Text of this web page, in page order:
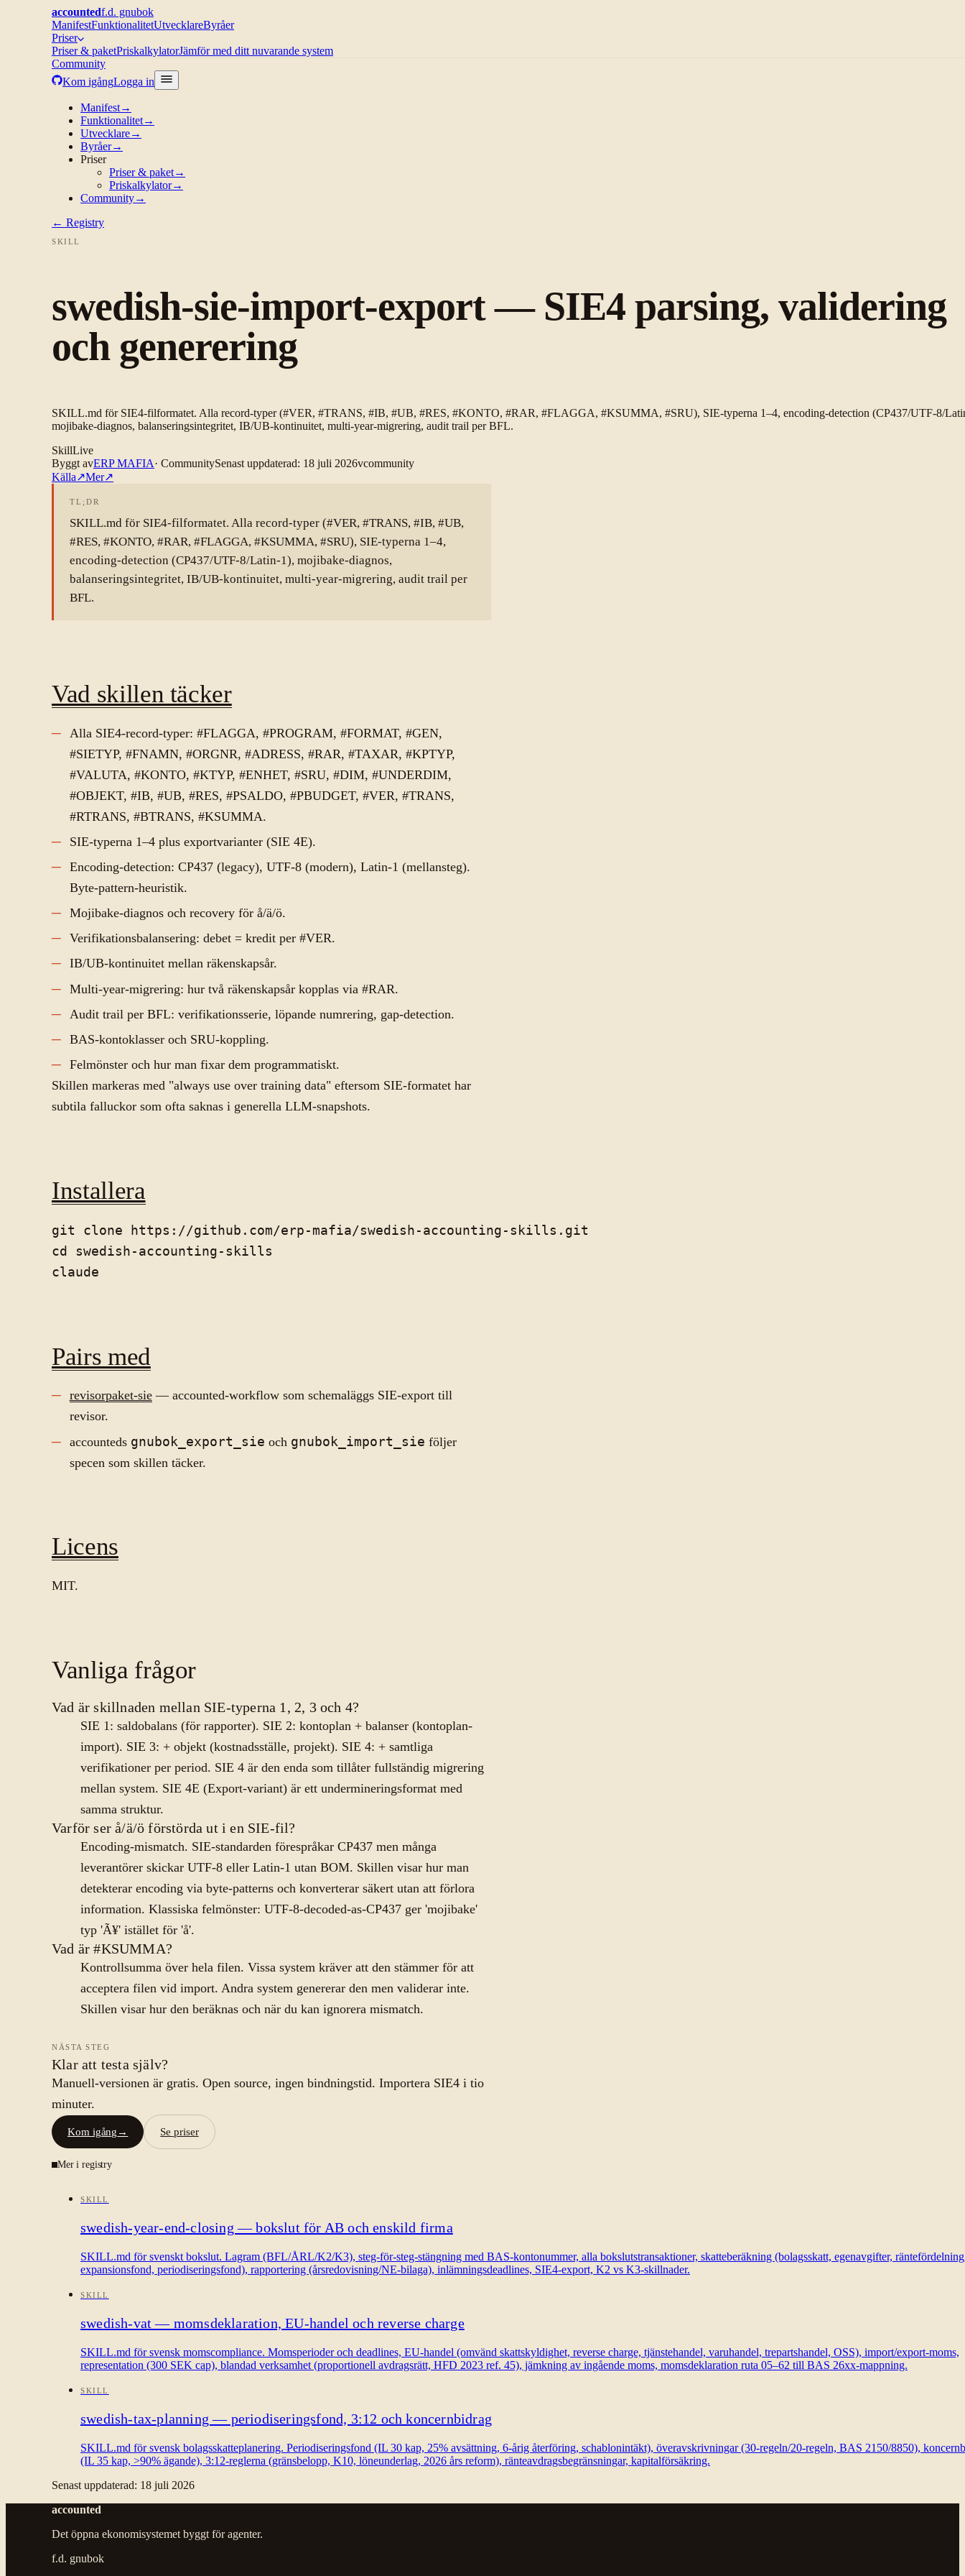
accountedf.d. gnubok
ManifestFunktionalitetUtvecklareByråer
Priser
Priser & paketPriskalkylatorJämför med ditt nuvarande system
Community
Kom igångLogga in
Manifest→
Funktionalitet→
Utvecklare→
Byråer→
Priser
Priser & paket→
Priskalkylator→
Community→
← Registry
SKILL
swedish-sie-import-export — SIE4 parsing, validering
och generering
SKILL.md för SIE4-filformatet. Alla record-typer (#VER, #TRANS, #IB, #UB, #RES, #KONTO, #RAR, #FLAGGA, #KSUMMA, #SRU), SIE-typerna 1–4, encoding-detection (CP437/UTF-8/
mojibake-diagnos, balanseringsintegritet, IB/UB-kontinuitet, multi-year-migrering, audit trail per BFL.
SkillLive
Byggt avERP MAFIA· CommunitySenast uppdaterad: 18 juli 2026vcommunity
Källa↗Mer↗
TL;DR
SKILL.md för SIE4-filformatet. Alla record-typer (#VER, #TRANS, #IB, #UB,
#RES, #KONTO, #RAR, #FLAGGA, #KSUMMA, #SRU), SIE-typerna 1–4,
encoding-detection (CP437/UTF-8/Latin-1), mojibake-diagnos,
balanseringsintegritet, IB/UB-kontinuitet, multi-year-migrering, audit trail per
BFL.
Vad skillen täcker
Alla SIE4-record-typer: #FLAGGA, #PROGRAM, #FORMAT, #GEN,
#SIETYP, #FNAMN, #ORGNR, #ADRESS, #RAR, #TAXAR, #KPTYP,
#VALUTA, #KONTO, #KTYP, #ENHET, #SRU, #DIM, #UNDERDIM,
#OBJEKT, #IB, #UB, #RES, #PSALDO, #PBUDGET, #VER, #TRANS,
#RTRANS, #BTRANS, #KSUMMA.
SIE-typerna 1–4 plus exportvarianter (SIE 4E).
Encoding-detection: CP437 (legacy), UTF-8 (modern), Latin-1 (mellansteg).
Byte-pattern-heuristik.
Mojibake-diagnos och recovery för å/ä/ö.
Verifikationsbalansering: debet = kredit per #VER.
IB/UB-kontinuitet mellan räkenskapsår.
Multi-year-migrering: hur två räkenskapsår kopplas via #RAR.
Audit trail per BFL: verifikationsserie, löpande numrering, gap-detection.
BAS-kontoklasser och SRU-koppling.
Felmönster och hur man fixar dem programmatiskt.
Skillen markeras med "always use over training data" eftersom SIE-formatet har
subtila falluckor som ofta saknas i generella LLM-snapshots.
Installera
git clone https://github.com/erp-mafia/swedish-accounting-skills.git
cd swedish-accounting-skills
Pairs med
revisorpaket-sie— accounted-workflow som schemaläggs SIE-export till
revisor.
accounteds gnubok_export_sie och gnubok_import_sie följer
specen som skillen täcker.
Licens
MIT.
Vanliga frågor
Vad är skillnaden mellan SIE-typerna 1, 2, 3 och 4?
SIE 1: saldobalans (för rapporter). SIE 2: kontoplan + balanser (kontoplan-
import). SIE 3: + objekt (kostnadsställe, projekt). SIE 4: + samtliga
verifikationer per period. SIE 4 är den enda som tillåter fullständig migrering
mellan system. SIE 4E (Export-variant) är ett undermineringsformat med
samma struktur.
Varför ser å/ä/ö förstörda ut i en SIE-fil?
Encoding-mismatch. SIE-standarden förespråkar CP437 men många
leverantörer skickar UTF-8 eller Latin-1 utan BOM. Skillen visar hur man
detekterar encoding via byte-patterns och konverterar säkert utan att förlora
information. Klassiska felmönster: UTF-8-decoded-as-CP437 ger 'mojibake'
typ 'Ã¥' istället för 'å'.
Vad är #KSUMMA?
Kontrollsumma över hela filen. Vissa system kräver att den stämmer för att
acceptera filen vid import. Andra system genererar den men validerar inte.
Skillen visar hur den beräknas och när du kan ignorera mismatch.
NÄSTA STEG
Klar att testa själv?
Manuell-versionen är gratis. Open source, ingen bindningstid. Importera SIE4 i tio
minuter.
Kom igång → Se priser
Mer i registry
SKILL
swedish-year-end-closing — bokslut för AB och enskild firma
SKILL.md för svenskt bokslut. Lagram (BFL/ÅRL/K2/K3), steg-för-steg-stängning med BAS-kontonummer, alla bokslutstransaktioner, skatteberäkning (bolagsskatt, egenavgifter,
expansionsfond, periodiseringsfond), rapportering (årsredovisning/NE-bilaga), inlämningsdeadlines, SIE4-export, K2 vs K3-skillnader.
SKILL
swedish-vat — momsdeklaration, EU-handel och reverse charge
SKILL.md för svensk momscompliance. Momsperioder och deadlines, EU-handel (omvänd skattskyldighet, reverse charge, tjänstehandel, varuhandel, trepartshandel, OSS), import/export-moms,
representation (300 SEK cap), blandad verksamhet (proportionell avdragsrätt, HFD 2023 ref. 45), jämkning av ingående moms, momsdeklaration ruta 05–62 till BAS 26xx-mappning.
SKILL
swedish-tax-planning — periodiseringsfond, 3:12 och koncernbidrag
SKILL.md för svensk bolagsskatteplanering. Periodiseringsfond (IL 30 kap, 25% avsättning, 6-årig återföring, schablonintäkt), överavskrivningar (30-regeln/20-regeln, BAS 2150/8850),
(IL 35 kap, >90% ägande), 3:12-reglerna (gränsbelopp, K10, löneunderlag, 2026 års reform), ränteavdragsbegränsningar, kapitalförsäkring.
Senast uppdaterad: 18 juli 2026
accounted
Det öppna ekonomisystemet byggt för agenter.
f.d. gnubok